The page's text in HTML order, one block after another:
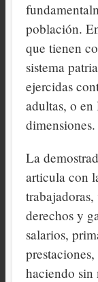
población.
que tienen
sistema
ejercidas
adultas, o en
dimensiones.
La
articula con
derechos y
salarios,
haciendo